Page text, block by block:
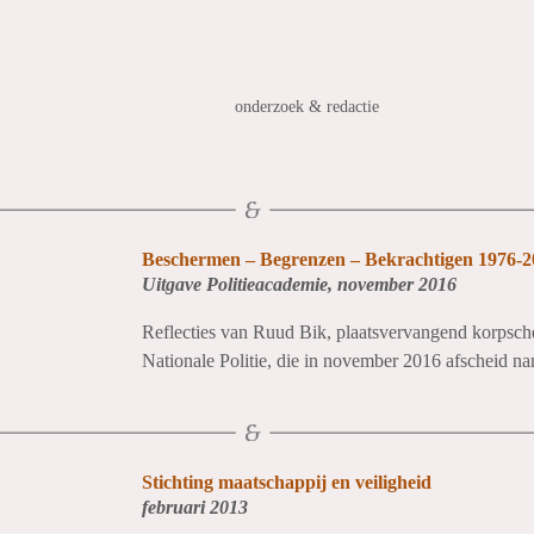
onderzoek & redactie
Beschermen – Begrenzen – Bekrachtigen 1976-
Uitgave Politieacademie, november 2016
Reflecties van Ruud Bik, plaatsvervangend
Nationale Politie, die in november 2016 afscheid
Stichting maatschappij en veiligheid
februari 2013